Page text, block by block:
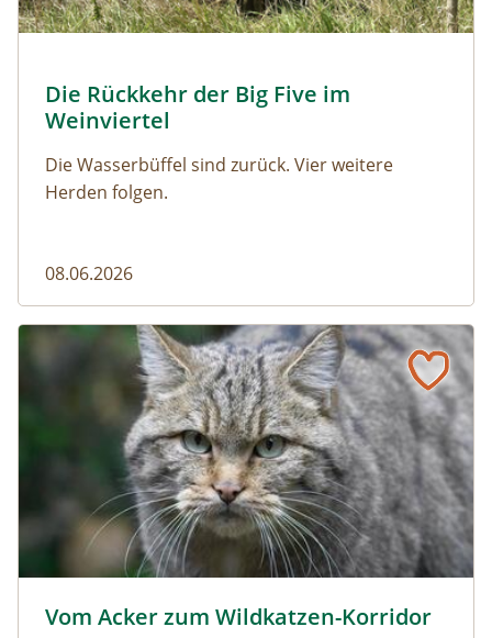
Naturmagazin: Die Rückkehr der Big Five im
Die Rückkehr der Big Five im
Weinviertel
Die Wasserbüffel sind zurück. Vier weitere
Herden folgen.
08.06.2026
Vom Acker zum Wildkatzen-Korridor
Vom Acker zum Wildkatzen-Korridor